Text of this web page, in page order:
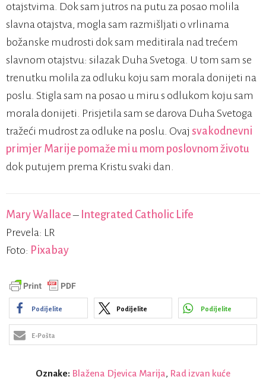
otajstvima. Dok sam jutros na putu za posao molila
slavna otajstva, mogla sam razmišljati o vrlinama
božanske mudrosti dok sam meditirala nad trećem
slavnom otajstvu: silazak Duha Svetoga. U tom sam se
trenutku molila za odluku koju sam morala donijeti na
poslu. Stigla sam na posao u miru s odlukom koju sam
morala donijeti. Prisjetila sam se darova Duha Svetoga
tražeći mudrost za odluke na poslu. Ovaj svakodnevni
primjer Marije pomaže mi u mom poslovnom životu
dok putujem prema Kristu svaki dan.
Mary Wallace– Integrated Catholic Life
Prevela: LR
Foto: Pixabay
Podijelite Podijelite Podijelite
E-Pošta
Oznake: Blažena Djevica Marija, Rad izvan kuće